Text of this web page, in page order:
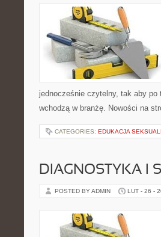
jednocześnie czytelny, tak aby
wchodzą w branżę. Nowości na
CATEGORIES: EDUKACJA
DIAGNOSTYKA I
POSTED BY ADMIN LUT - 26 -